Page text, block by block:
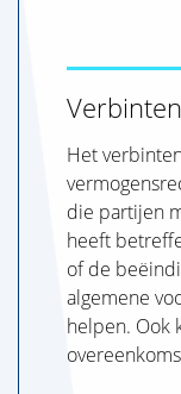
Het
die partijen
heeft
of de
algemene
helpen. Ook